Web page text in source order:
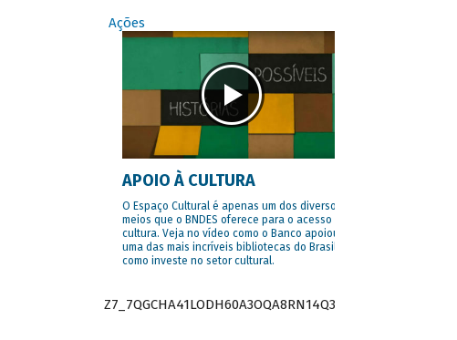
Ações
APOIO À CULTURA
O Espaço Cultural é apenas um dos diversos
meios que o BNDES oferece para o acesso à
cultura. Veja no vídeo como o Banco apoiou
uma das mais incríveis bibliotecas do Brasil e
como investe no setor cultural.
Z7_7QGCHA41LODH60A3OQA8RN14Q3